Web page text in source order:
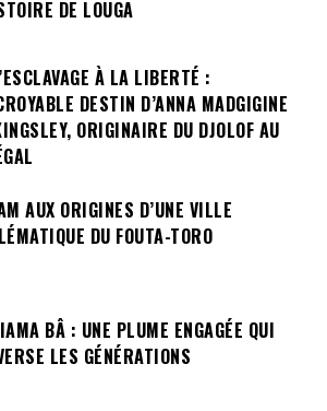
DE LOUGA
À LA LIBERTÉ :
DESTIN D’ANNA MADGIGINE
ORIGINAIRE DU DJOLOF AU
AUX ORIGINES D’UNE VILLE
DU FOUTA-TORO
BÂ : UNE PLUME ENGAGÉE QUI
LES GÉNÉRATIONS